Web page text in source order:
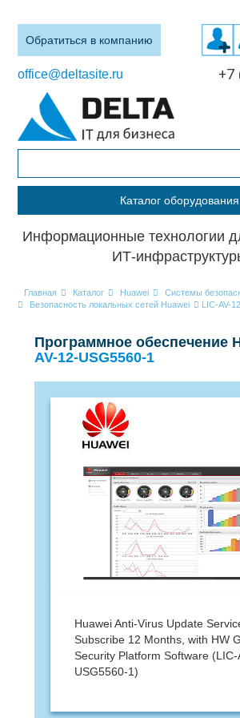
Обратиться в компанию
office@deltasite.ru +7
Каталог оборудования
Информационные технологии
ИТ-
Главная Каталог Huawei
Системы
Безопасность локальных сетей Huawei
LIC-AV-
Программное обеспечение
AV-12-USG5560-1
Huawei Anti-Virus Update
Subscribe 12 Months, with HW
Security Platform Software (LIC-
USG5560-1)